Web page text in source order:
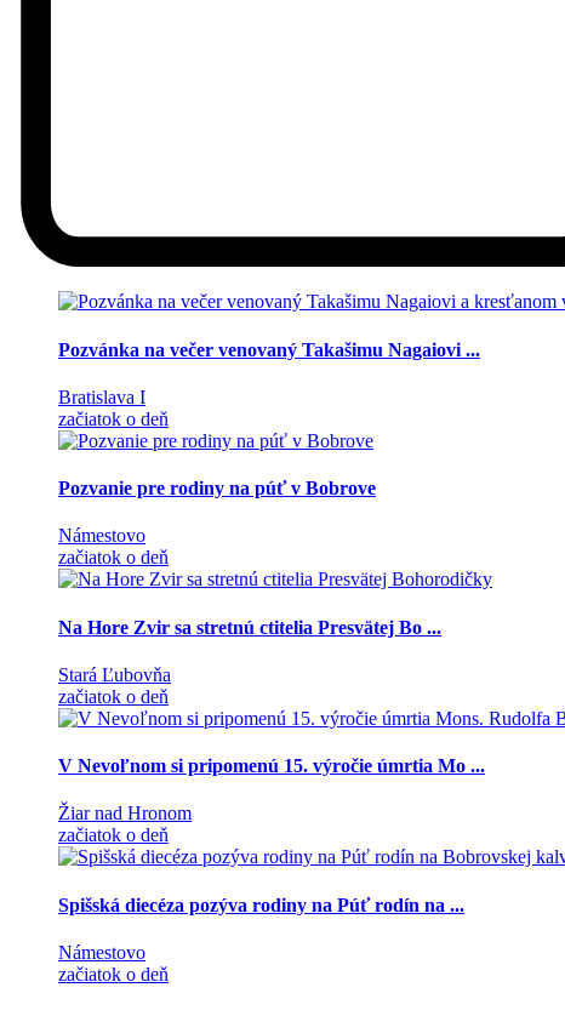
Pozvánka na večer venovaný Takašimu Nagaiovi ...
Bratislava I
začiatok o deň
Pozvanie pre rodiny na púť v Bobrove
Námestovo
začiatok o deň
Na Hore Zvir sa stretnú ctitelia Presvätej Bo ...
Stará Ľubovňa
začiatok o deň
V Nevoľnom si pripomenú 15. výročie úmrtia Mo ...
Žiar nad Hronom
začiatok o deň
Spišská diecéza pozýva rodiny na Púť rodín na ...
Námestovo
začiatok o deň